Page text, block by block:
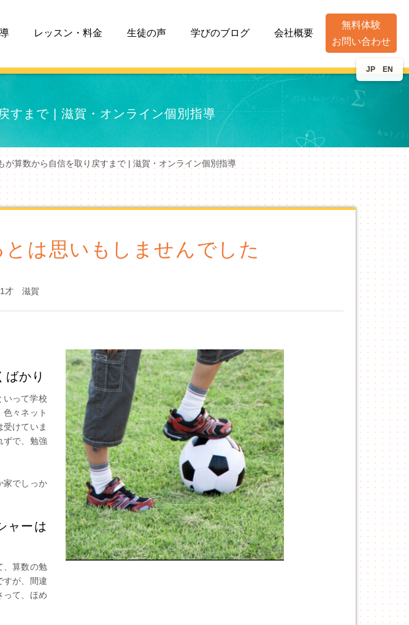
レッスン・料金 生徒の声 学びのブログ 会社概要
無料体験
お問い合わせ
すまで | 滋賀・オンライン個別指導
が算数から自信を取り戻すまで | 滋賀・オンライン個別指導
は思いもしませんでした
才 滋賀
かり
いって学校
色々ネット
受けていま
ずで、勉強
家でしっか
ャーは
、算数の勉
すが、間違
って、ほめ
JP EN